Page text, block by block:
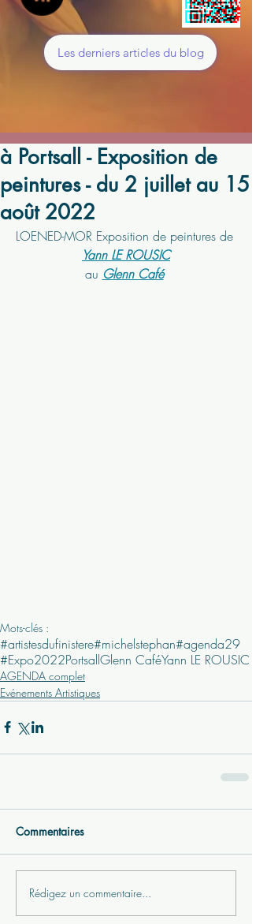
Les derniers articles du blog
à Portsall - Exposition de
peintures - du 2 juillet au 15
août 2022
LOENED-MOR Exposition de peintures de
Yann LE ROUSIC
au Glenn Café
Mots-clés :
#artistesdufinistere#michelstephan#agenda29
#Expo2022PortsallGlenn CaféYann LE ROUSIC
AGENDA complet
Evénements Artistiques
Commentaires
Rédigez un commentaire...